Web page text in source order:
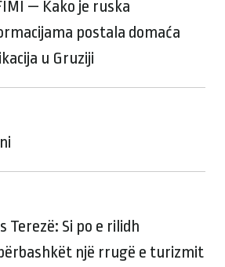
— Kako je ruska
postala domaća
u Gruziji
Terezë: Si po e rilidh
një rrugë e turizmit